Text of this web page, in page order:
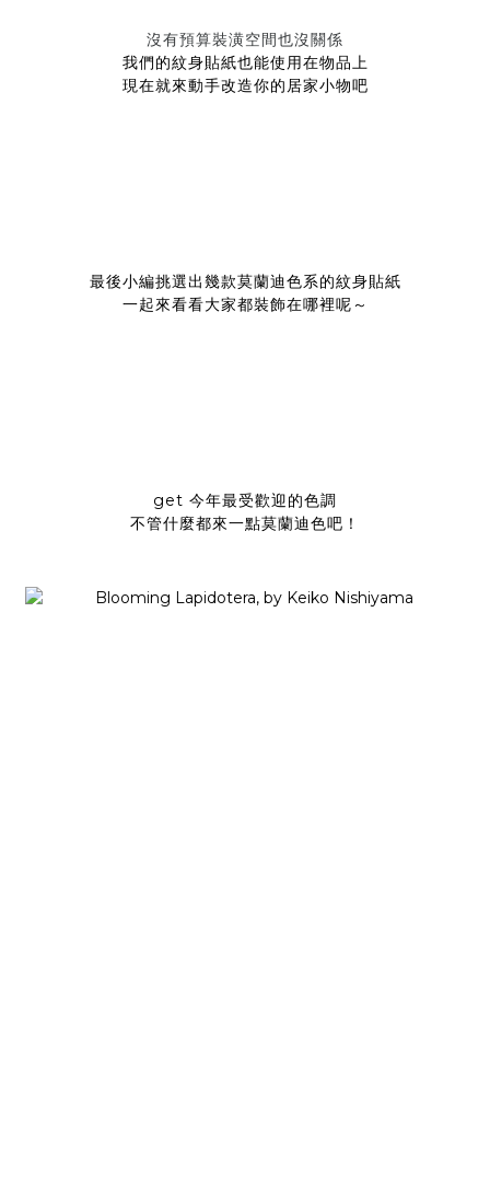
沒有預算裝潢空間也沒關係
我們的紋身貼紙也能使用在物品上
現在就來動手改造你的居家小物吧
最後小編挑選出幾款莫蘭迪色系的紋身貼紙
一起來看看大家都裝飾在哪裡呢～
get 今年最受歡迎的色調
不管什麼都來一點莫蘭迪色吧！